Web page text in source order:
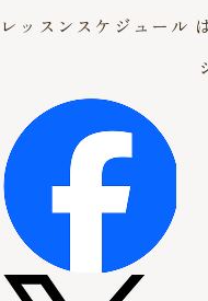
レッスンスケジュール